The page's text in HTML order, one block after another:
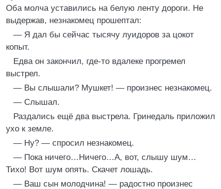
Оба молча уставились на белую ленту дороги. Не
выдержав, незнакомец прошептал:
— Я дал бы сейчас тысячу луидоров за цокот
копыт.
Едва он закончил, где-то вдалеке прогремел
выстрел.
— Вы слышали? Мушкет! — произнес незнакомец.
— Слышал.
Раздались ещё два выстрела. Гринедаль приложил
ухо к земле.
— Ну? — спросил незнакомец.
— Пока ничего…Ничего…А, вот, слышу шум…
Тихо! Вот шум опять. Скачет лошадь.
— Ваш сын молодчина! — радостно произнес